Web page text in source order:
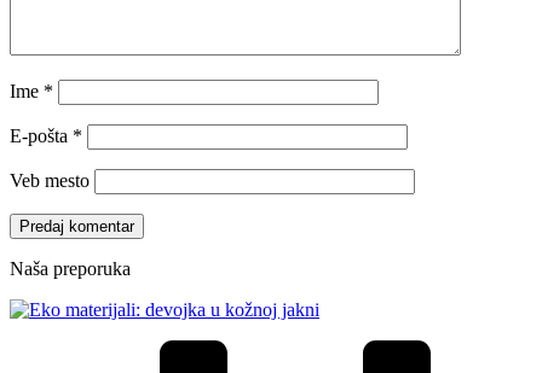
Ime *
E-pošta *
Veb mesto
Naša preporuka